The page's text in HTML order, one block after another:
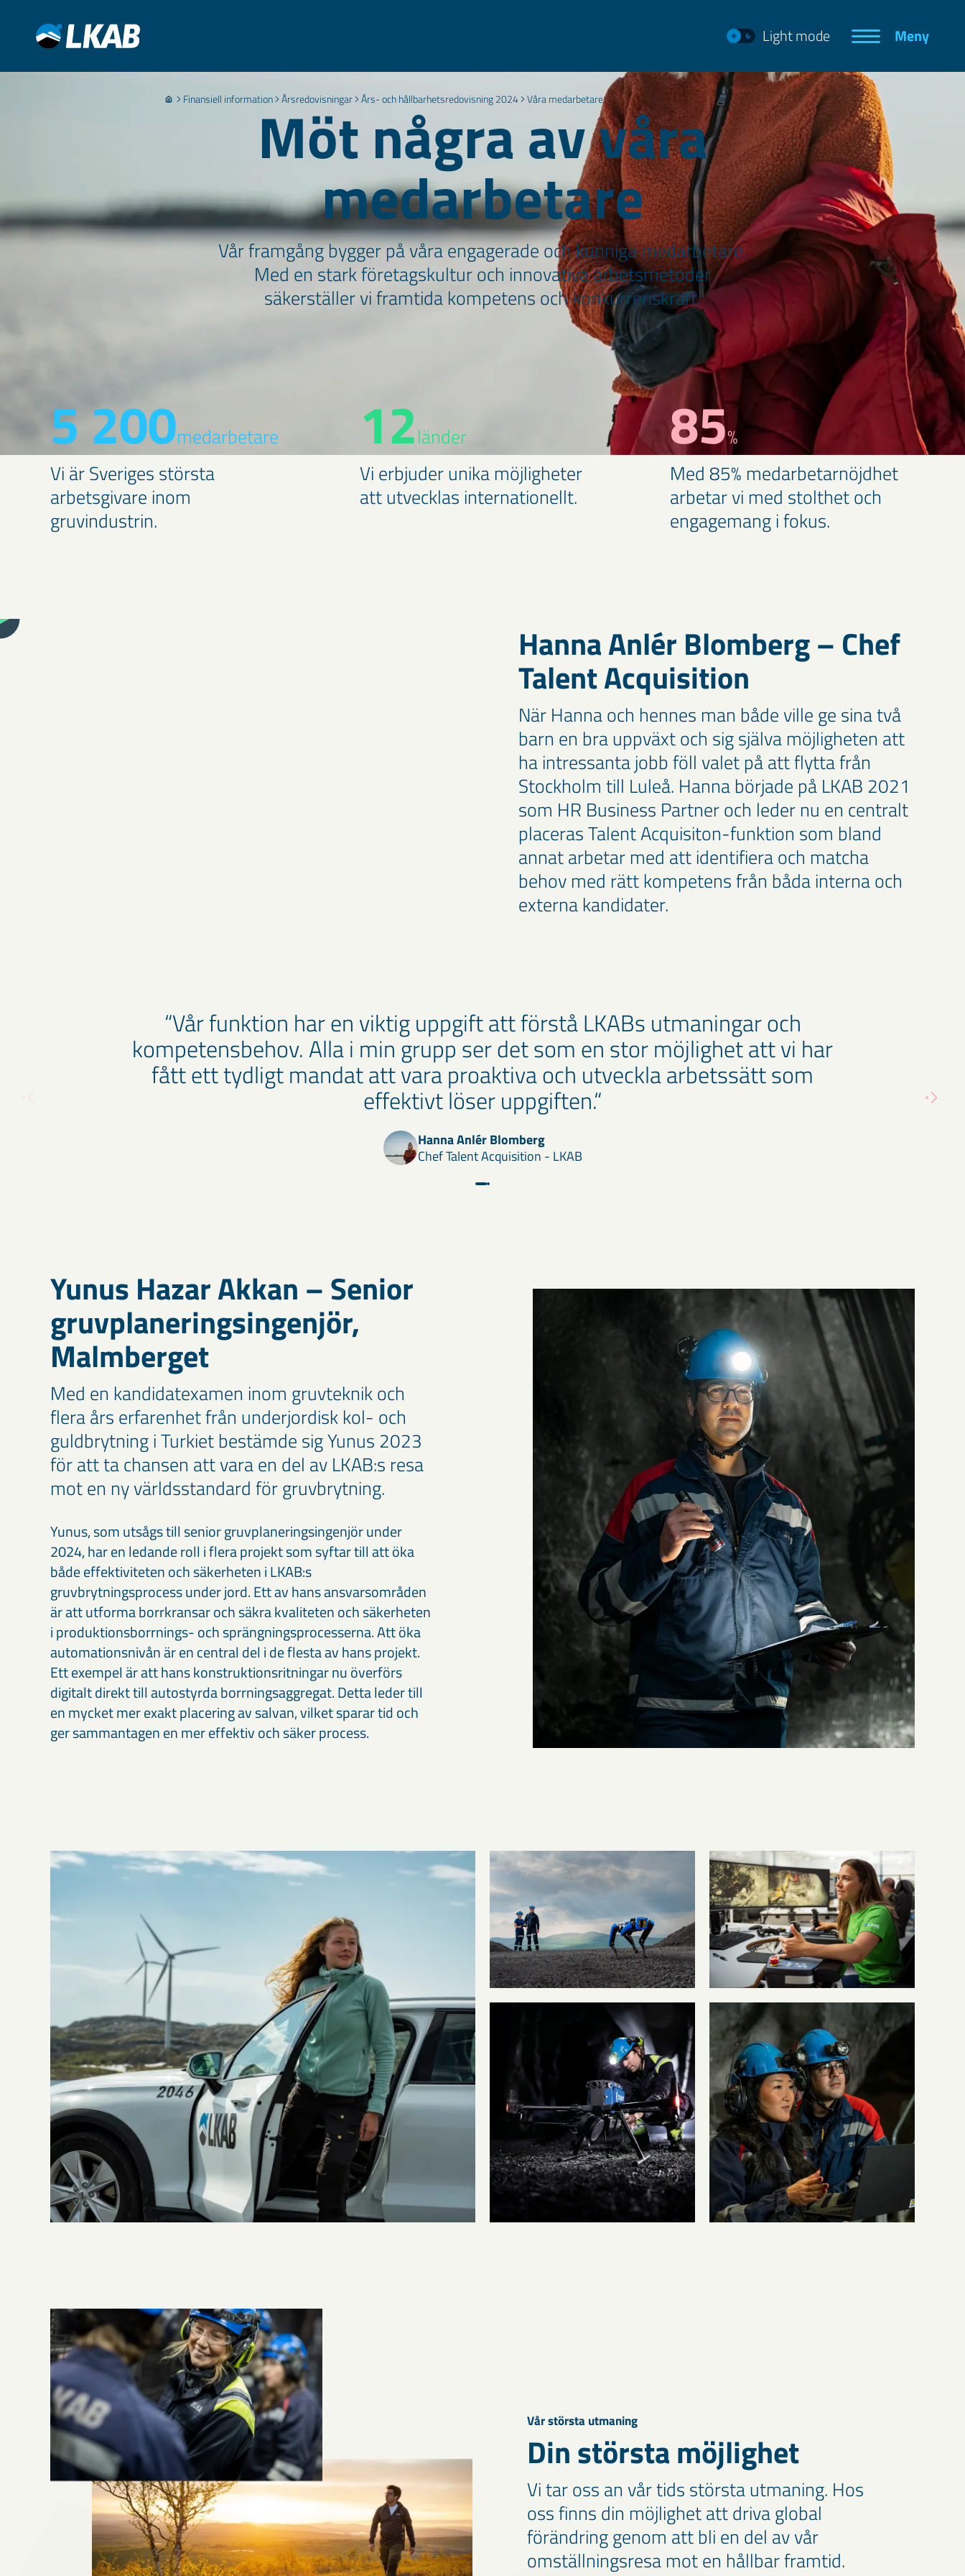
Light mode Meny
Finansiell information Årsredovisningar Års- och hållbarhetsredovisning 2024 Våra medarbetare
Möt några av våra
medarbetare
Vår framgång bygger på våra engagerade och kunniga medarbetare.
Med en stark företagskultur och innovativa arbetsmetoder
säkerställer vi framtida kompetens och konkurrenskraft.
5 200medarbetare
Vi är Sveriges största
arbetsgivare inom
gruvindustrin.
12länder
Vi erbjuder unika möjligheter
att utvecklas internationellt.
85%
Med 85% medarbetarnöjdhet
arbetar vi med stolthet och
engagemang i fokus.
Hanna Anlér Blomberg – Chef
Talent Acquisition
När Hanna och hennes man både ville ge sina två
barn en bra uppväxt och sig själva möjligheten att
ha intressanta jobb föll valet på att flytta från
Stockholm till Luleå. Hanna började på LKAB 2021
som HR Business Partner och leder nu en centralt
placeras Talent Acquisiton-funktion som bland
annat arbetar med att identifiera och matcha
behov med rätt kompetens från båda interna och
externa kandidater.
Vår funktion har en viktig uppgift att förstå LKABs utmaningar och
kompetensbehov. Alla i min grupp ser det som en stor möjlighet att vi har
fått ett tydligt mandat att vara proaktiva och utveckla arbetssätt som
effektivt löser uppgiften.
Hanna Anlér Blomberg
Chef Talent Acquisition
LKAB
Yunus Hazar Akkan – Senior
gruvplaneringsingenjör,
Malmberget
Med en kandidatexamen inom gruvteknik och
flera års erfarenhet från underjordisk kol- och
guldbrytning i Turkiet bestämde sig Yunus 2023
för att ta chansen att vara en del av LKAB:s resa
mot en ny världsstandard för gruvbrytning.
Yunus, som utsågs till senior gruvplaneringsingenjör under
2024, har en ledande roll i flera projekt som syftar till att öka
både effektiviteten och säkerheten i LKAB:s
gruvbrytningsprocess under jord. Ett av hans ansvarsområden
är att utforma borrkransar och säkra kvaliteten och säkerheten
i produktionsborrnings- och sprängningsprocesserna. Att öka
automationsnivån är en central del i de flesta av hans projekt.
Ett exempel är att hans konstruktionsritningar nu överförs
digitalt direkt till autostyrda borrningsaggregat. Detta leder till
en mycket mer exakt placering av salvan, vilket sparar tid och
ger sammantagen en mer effektiv och säker process.
Vår största utmaning
Din största möjlighet
Vi tar oss an vår tids största utmaning. Hos
oss finns din möjlighet att driva global
förändring genom att bli en del av vår
omställningsresa mot en hållbar framtid.